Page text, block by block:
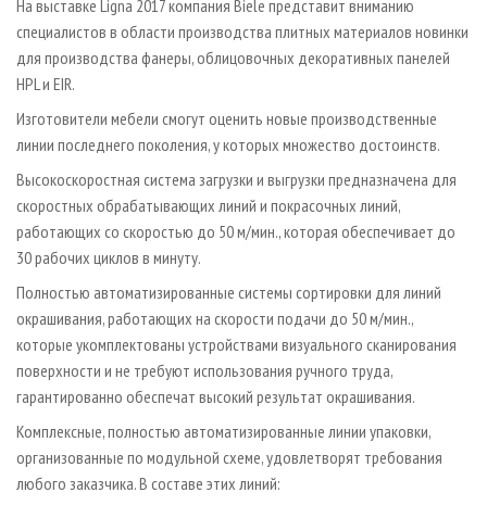
На выставке Ligna 2017 компания Biele представит вниманию
специалистов в области производства плитных материалов новинки
для производства фанеры, облицовочных декоративных панелей
HPL и EIR.
Изготовители мебели смогут оценить новые производственные
линии последнего поколения, у которых множество достоинств.
Высокоскоростная система загрузки и выгрузки предназначена для
скоростных обрабатывающих линий и покрасочных линий,
работающих со скоростью до 50 м/мин., которая обеспечивает до
30 рабочих циклов в минуту.
Полностью автоматизированные системы сортировки для линий
окрашивания, работающих на скорости подачи до 50 м/мин.,
которые укомплектованы устройствами визуального сканирования
поверхности и не требуют использования ручного труда,
гарантированно обеспечат высокий результат окрашивания.
Комплексные, полностью автоматизированные линии упаковки,
организованные по модульной схеме, удовлетворят требования
любого заказчика. В составе этих линий: